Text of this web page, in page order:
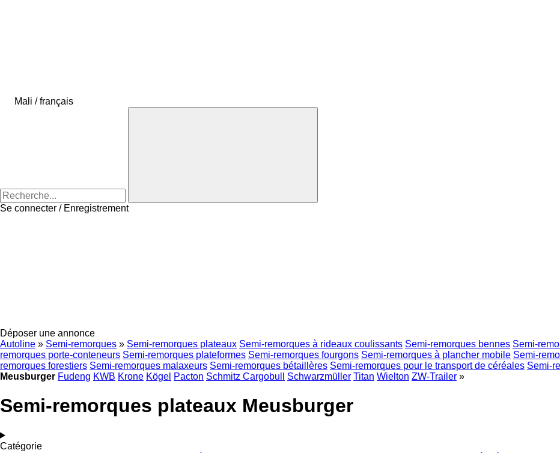
Mali / français
Se connecter / Enregistrement
Déposer une annonce
Autoline » Semi-remorques » Semi-remorques plateaux Semi-remorques à rideaux coulissants Semi-remorques bennes Semi-
remorques porte-conteneurs Semi-remorques plateformes Semi-remorques fourgons Semi-remorques à plancher mobile Semi-
remorques forestiers Semi-remorques malaxeurs Semi-remorques bétaillères Semi-remorques pour le transport de céréales Semi-
Meusburger Fudeng KWB Krone Kögel Pacton Schmitz Cargobull Schwarzmüller Titan Wielton ZW-Trailer »
Semi-remorques plateaux Meusburger
Catégorie